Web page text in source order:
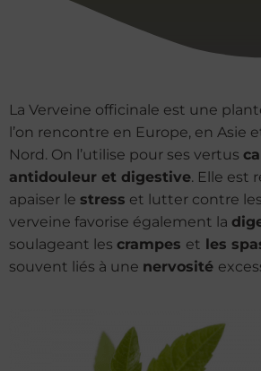
La Verveine officinale est une
l’on rencontre en Europe, en Asie
Nord. On l’utilise pour ses vertus
antidouleur et digestive. Elle est
apaiser le stress et lutter contre les
verveine favorise également la
soulageant les crampes et les
souvent liés à une nervosité